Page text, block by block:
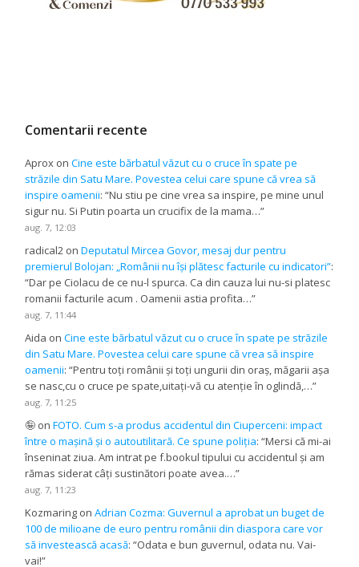
Comentarii recente
Aprox onCine este bărbatul văzut cu o cruce în spate pe
străzile din Satu Mare. Povestea celui care spune că vrea să
inspire oamenii: “Nu stiu pe cine vrea sa inspire, pe mine unul
sigur nu. Si Putin poarta un crucifix de la mama…”
aug. 7, 12:03
radical2 onDeputatul Mircea Govor, mesaj dur pentru
premierul Bolojan: „Românii nu își plătesc facturile cu indicatori”:
“Dar pe Ciolacu de ce nu-l spurca. Ca din cauza lui nu-si platesc
romanii facturile acum . Oamenii astia profita…”
aug. 7, 11:44
Aida onCine este bărbatul văzut cu o cruce în spate pe străzile
din Satu Mare. Povestea celui care spune că vrea să inspire
oamenii: “Pentru toți românii și toți ungurii din oraș, măgarii așa
se nasc,cu o cruce pe spate,uitați-vă cu atenție în oglindă,…”
aug. 7, 11:25
🤪 onFOTO. Cum s-a produs accidentul din Ciuperceni: impact
între o mașină și o autoutilitară. Ce spune poliția: “Mersi că mi-ai
înseninat ziua. Am intrat pe f.bookul tipului cu accidentul și am
rămas siderat câți sustinători poate avea.…”
aug. 7, 11:23
Kozmaring onAdrian Cozma: Guvernul a aprobat un buget de
100 de milioane de euro pentru românii din diaspora care vor
să investească acasă: “Odata e bun guvernul, odata nu. Vai-
vai!”